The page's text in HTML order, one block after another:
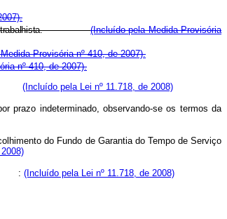
natureza trabalhista.(Incluído pela Medida Provisória
Provisória nº 410, de 2007).
nº 410, de 2007).
(Incluído pela Lei nº 11.718, de 2008)
prazo indeterminado, observando-se os termos da
do Fundo de Garantia do Tempo de Serviço
e : (Incluído pela Lei nº 11.718, de 2008)